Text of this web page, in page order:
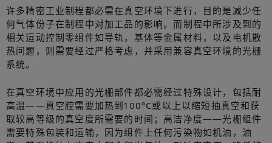
许多精密工业制程都必需在真空环境下进行，目的是减少任
何气体份子在制程中对加工品的影响。而制程中所涉及到的
相关运动控制零组件如导轨，基体等金属材料，以及电机散
热问题，则需要经过严格考虑，并采用兼容真空环境的光栅
系统。
在真空环境中应用的光栅部件都必需经过特殊设计，包括耐
高温——真空腔需要加热到100°C或以上以缩短抽真空和获
取较高等级的真空度所需要的时间；高洁净度——光栅组件
需要特殊包装和运输，因为组件上任何污染物如机油，油